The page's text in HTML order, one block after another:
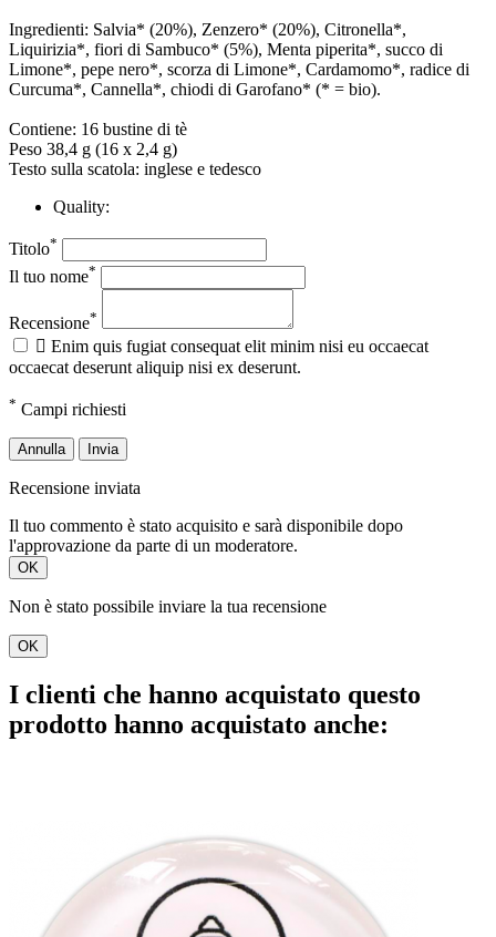
Ingredienti: Salvia* (20%), Zenzero* (20%), Citronella*,
Liquirizia*, fiori di Sambuco* (5%), Menta piperita*, succo di
Limone*, pepe nero*, scorza di Limone*, Cardamomo*, radice di
Curcuma*, Cannella*, chiodi di Garofano* (* = bio).
Contiene: 16 bustine di tè
Peso 38,4 g (16 x 2,4 g)
Testo sulla scatola: inglese e tedesco
Quality:
Titolo*
Il tuo nome*
Recensione*
 Enim quis fugiat consequat elit minim nisi eu occaecat
occaecat deserunt aliquip nisi ex deserunt.
* Campi richiesti
Annulla Invia
Recensione inviata
Il tuo commento è stato acquisito e sarà disponibile dopo
l'approvazione da parte di un moderatore.
OK
Non è stato possibile inviare la tua recensione
OK
I clienti che hanno acquistato questo
prodotto hanno acquistato anche: